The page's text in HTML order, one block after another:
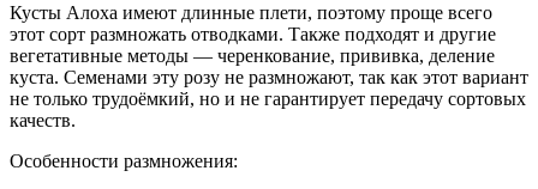
Кусты Алоха имеют длинные плети, поэтому проще всего
этот сорт размножать отводками. Также подходят и другие
вегетативные методы — черенкование, прививка, деление
куста. Семенами эту розу не размножают, так как этот вариант
не только трудоёмкий, но и не гарантирует передачу сортовых
качеств.
Особенности размножения: